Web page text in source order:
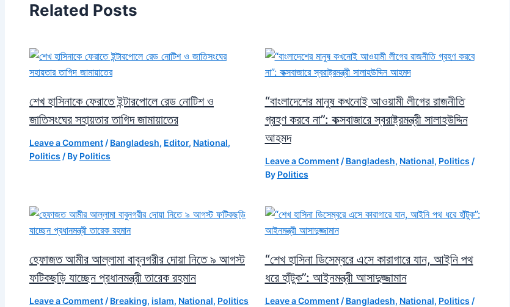
Related Posts
শেখ হাসিনাকে ফেরাতে ইন্টারপোলে রেড নোটিশ ও
জাতিসংঘের সহায়তার তাগিদ জামায়াতের
Leave a Comment / Bangladesh, Editor, National,
Politics / By Politics
“বাংলাদেশের মানুষ কখনোই আওয়ামী লীগের রাজনীতি
গ্রহণ করবে না”: কক্সবাজারে স্বরাষ্ট্রমন্ত্রী সালাহউদ্দিন
আহমদ
Leave a Comment / Bangladesh, National, Politics /
By Politics
হেফাজত আমীর আল্লামা বাবুনগরীর দোয়া নিতে ৯ আগস্ট
ফটিকছড়ি যাচ্ছেন প্রধানমন্ত্রী তারেক রহমান
Leave a Comment / Breaking, islam, National, Politics
“শেখ হাসিনা ডিসেম্বরে এসে কারাগারে যান, আইনি পথ
ধরে হাঁটুক”: আইনমন্ত্রী আসাদুজ্জামান
Leave a Comment / Bangladesh, National, Politics /